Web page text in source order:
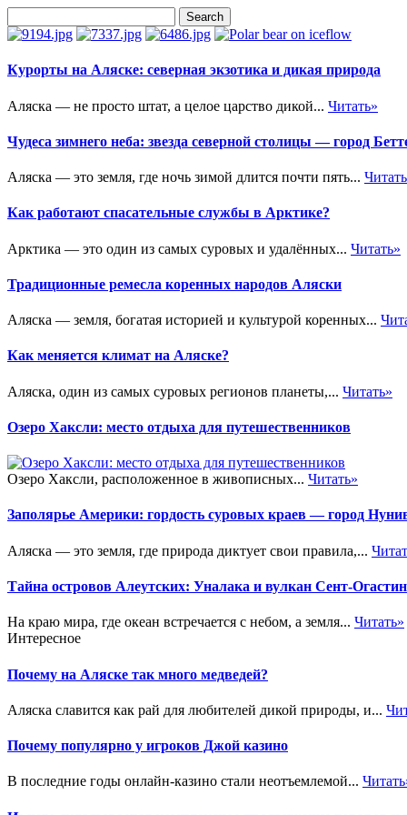
Курорты на Аляске: северная экзотика и дикая природа
Аляска — не просто штат, а целое царство дикой... Читать»
Чудеса зимнего неба: звезда северной столицы — город
Аляска — это земля, где ночь зимой длится почти пять...
Как работают спасательные службы в Арктике?
Арктика — это один из самых суровых и удалённых... Читать»
Традиционные ремесла коренных народов Аляски
Аляска — земля, богатая историей и культурой коренных...
Как меняется климат на Аляске?
Аляска, один из самых суровых регионов планеты,... Читать»
Озеро Хаксли: место отдыха для путешественников
Озеро Хаксли, расположенное в живописных... Читать»
Заполярье Америки: гордость суровых краев — город
Аляска — это земля, где природа диктует свои правила,...
Тайна островов Алеутских: Уналака и вулкан Сент-Огастин
На краю мира, где океан встречается с небом, а земля... Читать»
Интересное
Почему на Аляске так много медведей?
Аляска славится как рай для любителей дикой природы, и...
Почему популярно у игроков Джой казино
В последние годы онлайн-казино стали неотъемлемой...